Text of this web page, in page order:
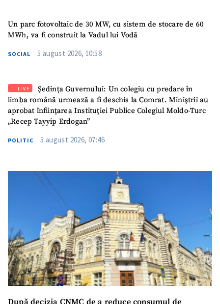
SUSȚINE
Un parc fotovoltaic de 30 MW, cu sistem de stocare de 60
MWh, va fi construit la Vadul lui Vodă
SOCIAL 5 august 2026, 10:58
LIVE
Ședința Guvernului: Un colegiu cu predare în
limba română urmează a fi deschis la Comrat. Miniștrii au
aprobat înființarea Instituției Publice Colegiul Moldo-Turc
„Recep Tayyip Erdogan”
POLITIC 5 august 2026, 07:46